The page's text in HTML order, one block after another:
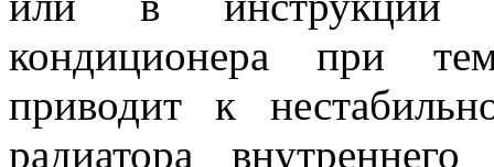
кондиционера при
приводит к
радиатора